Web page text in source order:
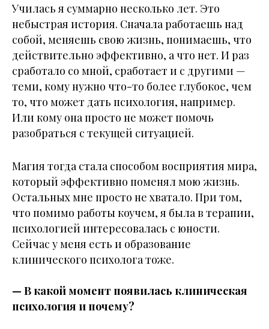
Училась я суммарно несколько лет. Это
небыстрая история. Сначала работаешь над
собой, меняешь свою жизнь, понимаешь, что
действительно эффективно, а что нет. И раз
сработало со мной, сработает и с другими —
теми, кому нужно что-то более глубокое, чем
то, что может дать психология, например.
Или кому она просто не может помочь
разобраться с текущей ситуацией.
Магия тогда стала способом восприятия мира,
который эффективно поменял мою жизнь.
Остальных мне просто не хватало. При том,
что помимо работы коучем, я была в терапии,
психологией интересовалась с юности.
Сейчас у меня есть и образование
клинического психолога тоже.
— В какой момент появилась клиническая
психология и почему?